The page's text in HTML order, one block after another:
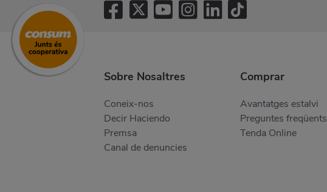
Sobre Nosaltres
Coneix-nos
Decir Haciendo
Premsa
Canal de denuncies
Comprar
Avantatges estalvi
Preguntes freqüents
Tenda Online